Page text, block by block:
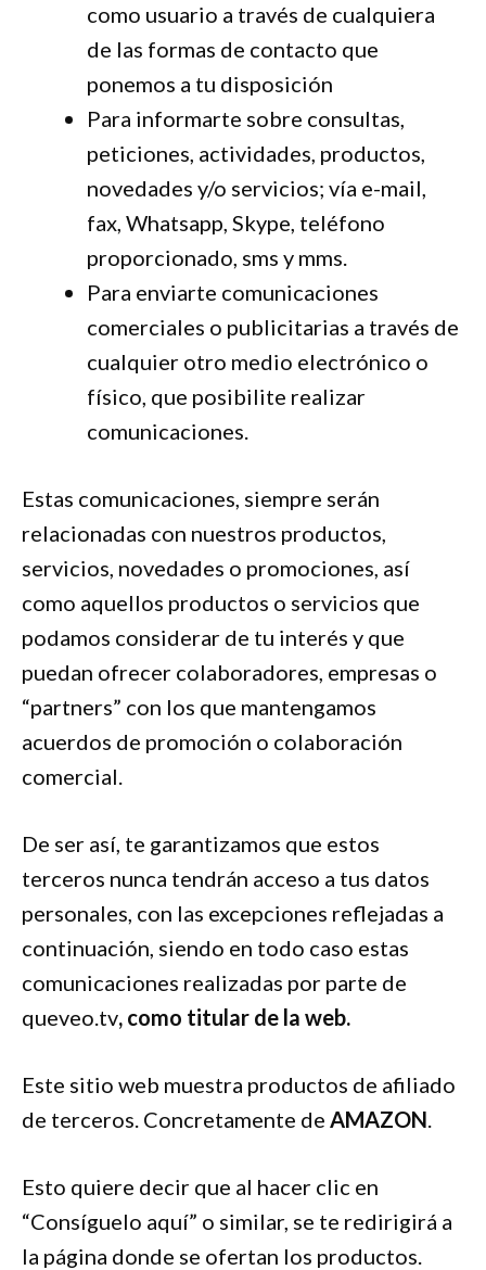
como usuario a través de cualquiera
de las formas de contacto que
ponemos a tu disposición
Para informarte sobre consultas,
peticiones, actividades, productos,
novedades y/o servicios; vía e-mail,
fax, Whatsapp, Skype, teléfono
proporcionado, sms y mms.
Para enviarte comunicaciones
comerciales o publicitarias a través de
cualquier otro medio electrónico o
físico, que posibilite realizar
comunicaciones.
Estas comunicaciones, siempre serán
relacionadas con nuestros productos,
servicios, novedades o promociones, así
como aquellos productos o servicios que
podamos considerar de tu interés y que
puedan ofrecer colaboradores, empresas o
“partners” con los que mantengamos
acuerdos de promoción o colaboración
comercial.
De ser así, te garantizamos que estos
terceros nunca tendrán acceso a tus datos
personales, con las excepciones reflejadas a
continuación, siendo en todo caso estas
comunicaciones realizadas por parte de
queveo.tv, como titular de la web.
Este sitio web muestra productos de afiliado
de terceros. Concretamente de AMAZON.
Esto quiere decir que al hacer clic en
“Consíguelo aquí” o similar, se te redirigirá a
la página donde se ofertan los productos.